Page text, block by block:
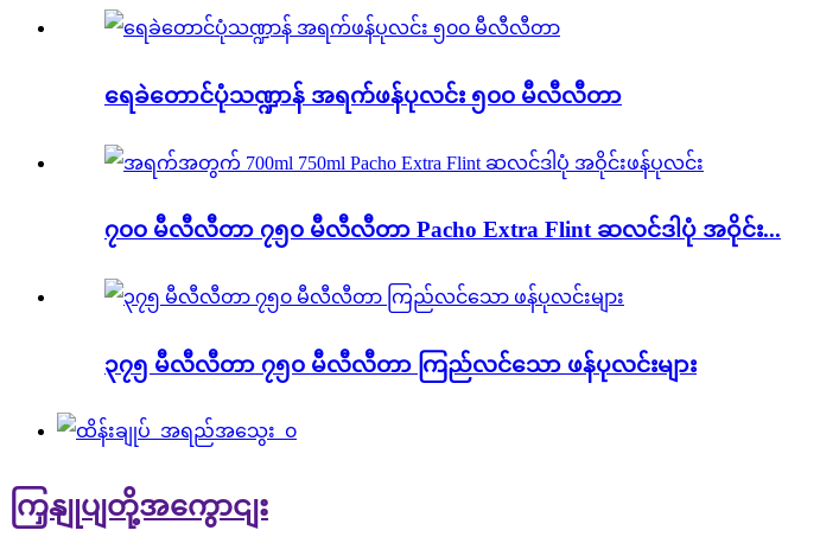
ရေခဲတောင်ပုံသဏ္ဍာန် အရက်ဖန်ပုလင်း ၅၀၀ မီလီလီတာ
၇၀၀ မီလီလီတာ ၇၅၀ မီလီလီတာ Pacho Extra Flint ဆလင်ဒါပုံ အဝိုင်း...
၃၇၅ မီလီလီတာ ၇၅၀ မီလီလီတာ ကြည်လင်သော ဖန်ပုလင်းများ
ကြှနျုပျတို့အကွောငျး